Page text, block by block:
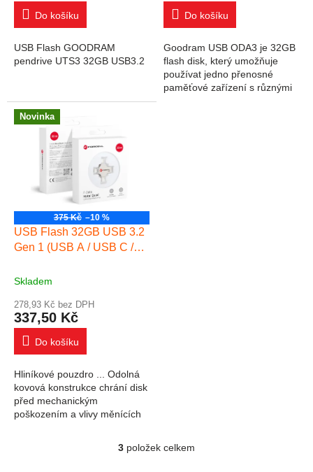
Do košíku
USB Flash GOODRAM
pendrive UTS3 32GB USB3.2
Do košíku
Goodram USB ODA3 je 32GB
flash disk, který umožňuje
používat jedno přenosné
paměťové zařízení s různými
Novinka
375 Kč –10 %
USB Flash 32GB USB 3.2
Gen 1 (USB A / USB C /
Forcell F-Data Metal Quad
Skladem
278,93 Kč bez DPH
337,50 Kč
Do košíku
Hliníkové pouzdro ... Odolná
kovová konstrukce chrání disk
před mechanickým
poškozením a vlivy měnících
intenzivní používání –...
Ovládací prvky výpisu
3 položek celkem